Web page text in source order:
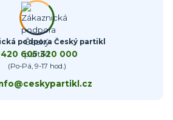
podpora Český partikl
605 320 000
(Po-Pá, 9-17 hod.)